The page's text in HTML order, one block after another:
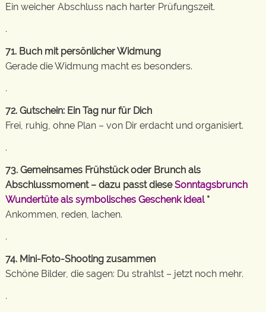
Ein weicher Abschluss nach harter Prüfungszeit.
.
71. Buch mit persönlicher Widmung
Gerade die Widmung macht es besonders.
.
72. Gutschein: Ein Tag nur für Dich
Frei, ruhig, ohne Plan – von Dir erdacht und organisiert.
.
73. Gemeinsames Frühstück oder Brunch als
Abschlussmoment – dazu passt dieseSonntagsbrunch
Wundertüte als symbolisches Geschenk ideal *
Ankommen, reden, lachen.
.
74. Mini-Foto-Shooting zusammen
Schöne Bilder, die sagen: Du strahlst – jetzt noch mehr.
.